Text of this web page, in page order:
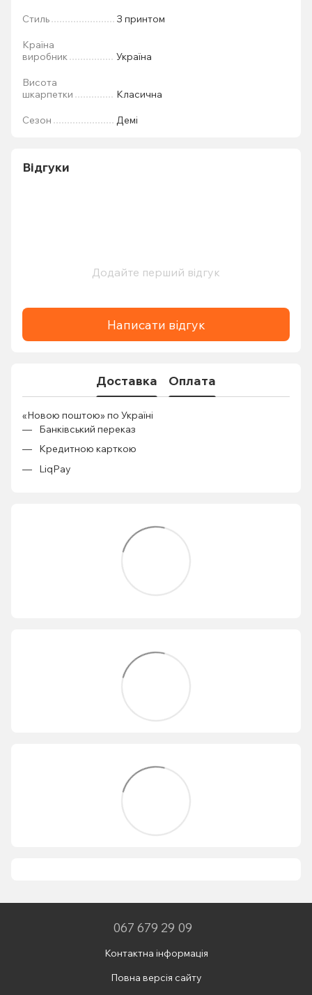
Стиль З принтом
Країна
виробник
Україна
Висота
шкарпетки
Класична
Сезон Демі
Відгуки
Додайте перший відгук
Написати відгук
Доставка Оплата
«Новою поштою» по Україні
Банківський переказ
Кредитною карткою
LiqPay
067 679 29 09
Контактна інформація
Повна версія сайту